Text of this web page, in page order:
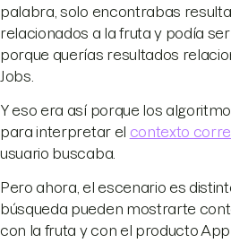
palabra, solo encontrabas
relacionados a la fruta y podía
porque querías resultados
Jobs.
Y eso era así porque los
para interpretar el contexto
usuario buscaba.
Pero ahora, el escenario es
búsqueda pueden mostrarte
con la fruta y con el producto